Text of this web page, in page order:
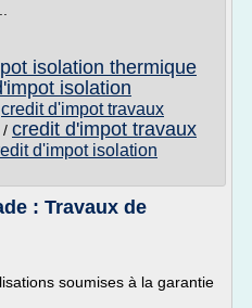
isolation thermique
isolation
credit d'impot travaux
/ credit d'impot travaux
d'impot isolation
: Travaux de
soumises à la garantie